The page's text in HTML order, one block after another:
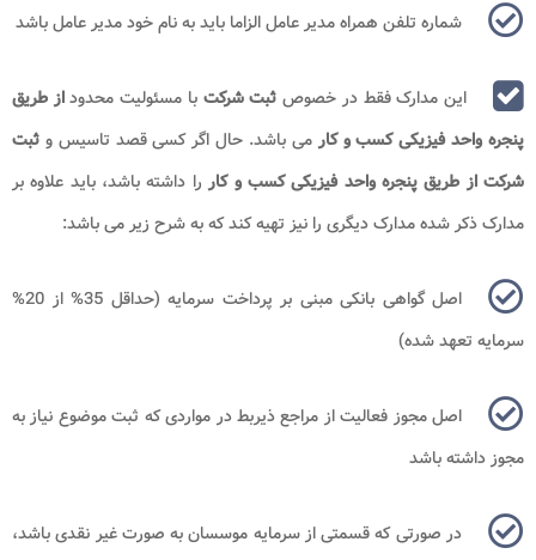
شماره تلفن همراه مدیر عامل الزاما باید به نام خود مدیر عامل باشد
این مدارک فقط در خصوص ثبت شرکتبا مسئولیت محدوداز طریق
پنجره واحد فیزیکی کسب و کارمی باشد. حال اگر کسی قصد تاسیس و ثبت
شرکت از طریق پنجره واحد فیزیکی کسب و کار را داشته باشد، باید علاوه بر
مدارک ذکر شده مدارک دیگری را نیز تهیه کند که به شرح زیر می باشد:
اصل گواهی بانکی مبنی بر پرداخت سرمایه (حداقل 35% از 20%
سرمایه تعهد شده)
اصل مجوز فعالیت از مراجع ذیربط در مواردی که ثبت موضوع نیاز به
مجوز داشته باشد
در صورتی که قسمتی از سرمایه موسسان به صورت غیر نقدی باشد،